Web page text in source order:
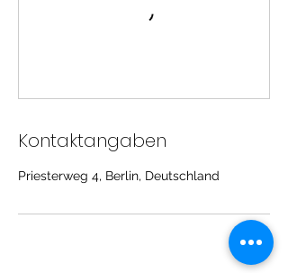
Kontaktangaben
Priesterweg 4, Berlin, Deutschland